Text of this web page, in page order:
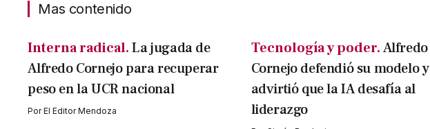
Mas contenido
Interna radical. La jugada de
Alfredo Cornejo para recuperar
peso en la UCR nacional
PorEl Editor Mendoza
Tecnología y poder.Alfredo
Cornejo defendió su modelo y
advirtió que la IA desafía al
liderazgo